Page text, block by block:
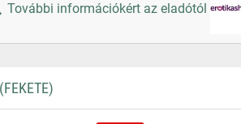
További információkért az eladótól